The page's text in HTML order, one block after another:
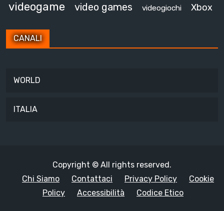
videogame video games videogiochi Xbox
CANALI
WORLD
ITALIA
Copyright © All rights reserved.
Chi Siamo
Contattaci Privacy Policy
Cookie
Policy
Accessibilità Codice Etico